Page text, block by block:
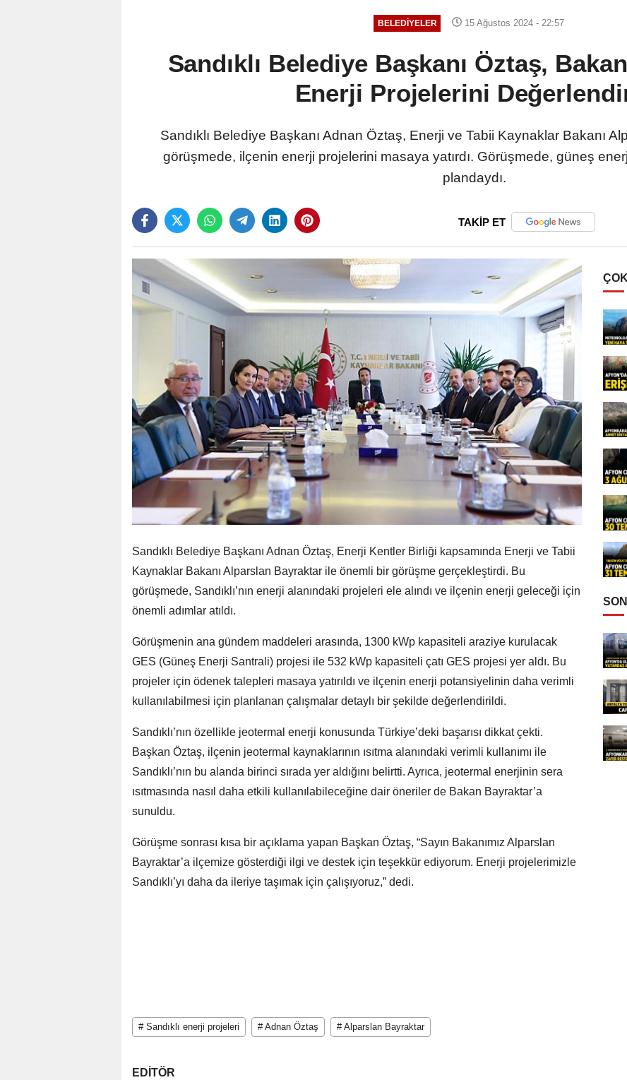
BELEDIYELER 15 Ağustos 2024 - 22:57
Sandıklı Belediye Başkanı Öztaş,
Enerji Projelerini
Sandıklı Belediye Başkanı Adnan Öztaş, Enerji ve Tabii Kaynaklar Bakanı
görüşmede, ilçenin enerji projelerini masaya yatırdı. Görüşmede, güneş
plandaydı.
TAKİP ET
Sandıklı Belediye Başkanı Adnan Öztaş, Enerji Kentler Birliği kapsamında Enerji ve Tabii
Kaynaklar Bakanı Alparslan Bayraktar ile önemli bir görüşme gerçekleştirdi. Bu
görüşmede, Sandıklı’nın enerji alanındaki projeleri ele alındı ve ilçenin enerji geleceği için
önemli adımlar atıldı.
Görüşmenin ana gündem maddeleri arasında, 1300 kWp kapasiteli araziye kurulacak
GES (Güneş Enerji Santrali) projesi ile 532 kWp kapasiteli çatı GES projesi yer aldı. Bu
projeler için ödenek talepleri masaya yatırıldı ve ilçenin enerji potansiyelinin daha verimli
kullanılabilmesi için planlanan çalışmalar detaylı bir şekilde değerlendirildi.
Sandıklı’nın özellikle jeotermal enerji konusunda Türkiye’deki başarısı dikkat çekti.
Başkan Öztaş, ilçenin jeotermal kaynaklarının ısıtma alanındaki verimli kullanımı ile
Sandıklı’nın bu alanda birinci sırada yer aldığını belirtti. Ayrıca, jeotermal enerjinin sera
ısıtmasında nasıl daha etkili kullanılabileceğine dair öneriler de Bakan Bayraktar’a
sunuldu.
Görüşme sonrası kısa bir açıklama yapan Başkan Öztaş, “Sayın Bakanımız Alparslan
Bayraktar’a ilçemize gösterdiği ilgi ve destek için teşekkür ediyorum. Enerji projelerimizle
Sandıklı’yı daha da ileriye taşımak için çalışıyoruz,” dedi.
# Sandıklı enerji projeleri # Adnan Öztaş # Alparslan Bayraktar
EDİTÖR